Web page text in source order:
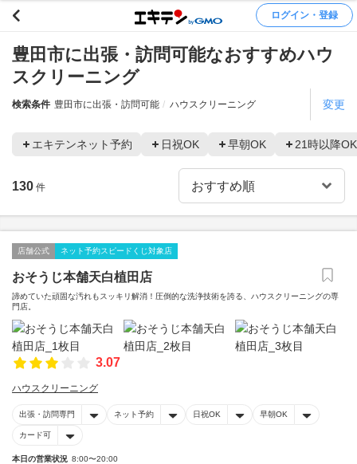
ログイン・登録
豊田市に出張・訪問可能なおすすめハウ
スクリーニング
検索条件 豊田市に出張・訪問可能 ハウスクリーニング 変更
エキテンネット予約 日祝OK 早朝OK 21時以降OK
130 件
店舗公式 ネット予約スピードくじ対象店
おそうじ本舗天白植田店
諦めていた頑固な汚れもスッキリ解消！圧倒的な洗浄技術を誇る、ハウスクリーニングの専
門店。
3.07
ハウスクリーニング
出張・訪問専門 ネット予約 日祝OK 早朝OK
カード可
本日の営業状況 8:00〜20:00